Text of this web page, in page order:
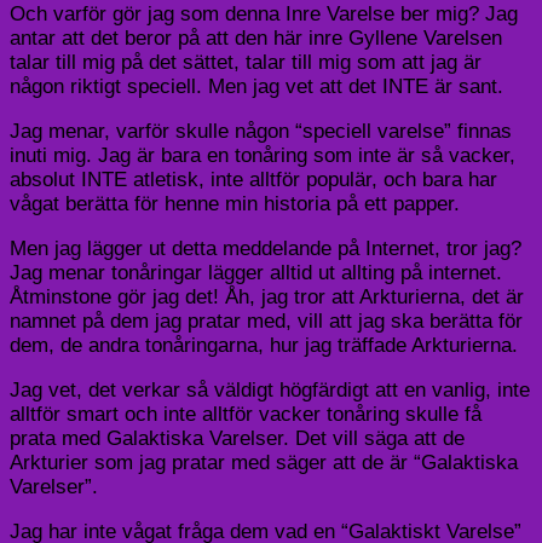
Och varför gör jag som denna Inre Varelse ber mig? Jag
antar att det beror på att den här inre Gyllene Varelsen
talar till mig på det sättet, talar till mig som att jag är
någon riktigt speciell. Men jag vet att det INTE är sant.
Jag menar, varför skulle någon “speciell varelse” finnas
inuti mig. Jag är bara en tonåring som inte är så vacker,
absolut INTE atletisk, inte alltför populär, och bara har
vågat berätta för henne min historia på ett papper.
Men jag lägger ut detta meddelande på Internet, tror jag?
Jag menar tonåringar lägger alltid ut allting på internet.
Åtminstone gör jag det! Åh, jag tror att Arkturierna, det är
namnet på dem jag pratar med, vill att jag ska berätta för
dem, de andra tonåringarna, hur jag träffade Arkturierna.
Jag vet, det verkar så väldigt högfärdigt att en vanlig, inte
alltför smart och inte alltför vacker tonåring skulle få
prata med Galaktiska Varelser. Det vill säga att de
Arkturier som jag pratar med säger att de är “Galaktiska
Varelser”.
Jag har inte vågat fråga dem vad en “Galaktiskt Varelse”